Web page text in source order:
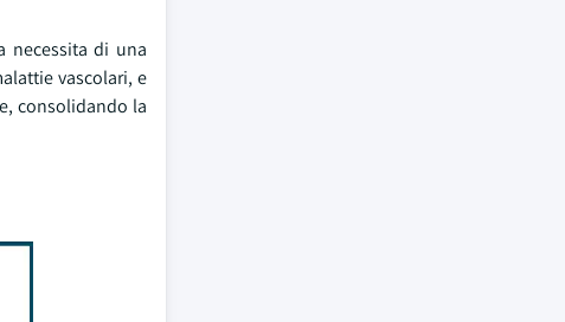
necessita di una
vascolari, e
consolidando la